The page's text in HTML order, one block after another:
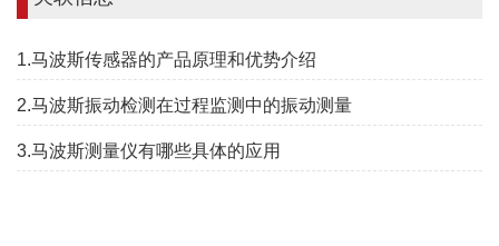
1.马波斯传感器的产品原理和优势介绍
2.马波斯振动检测在过程监测中的振动测量
3.马波斯测量仪有哪些具体的应用